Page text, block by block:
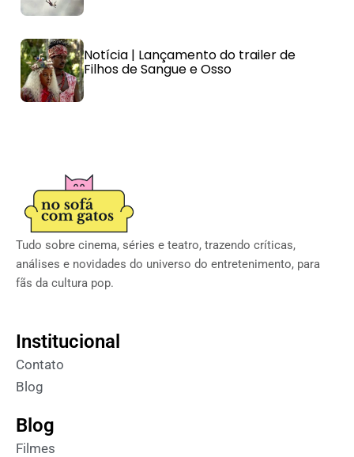
Notícia | Lançamento do trailer de
Filhos de Sangue e Osso
Tudo sobre cinema, séries e teatro, trazendo críticas,
análises e novidades do universo do entretenimento, para
fãs da cultura pop.
Institucional
Contato
Blog
Blog
Filmes